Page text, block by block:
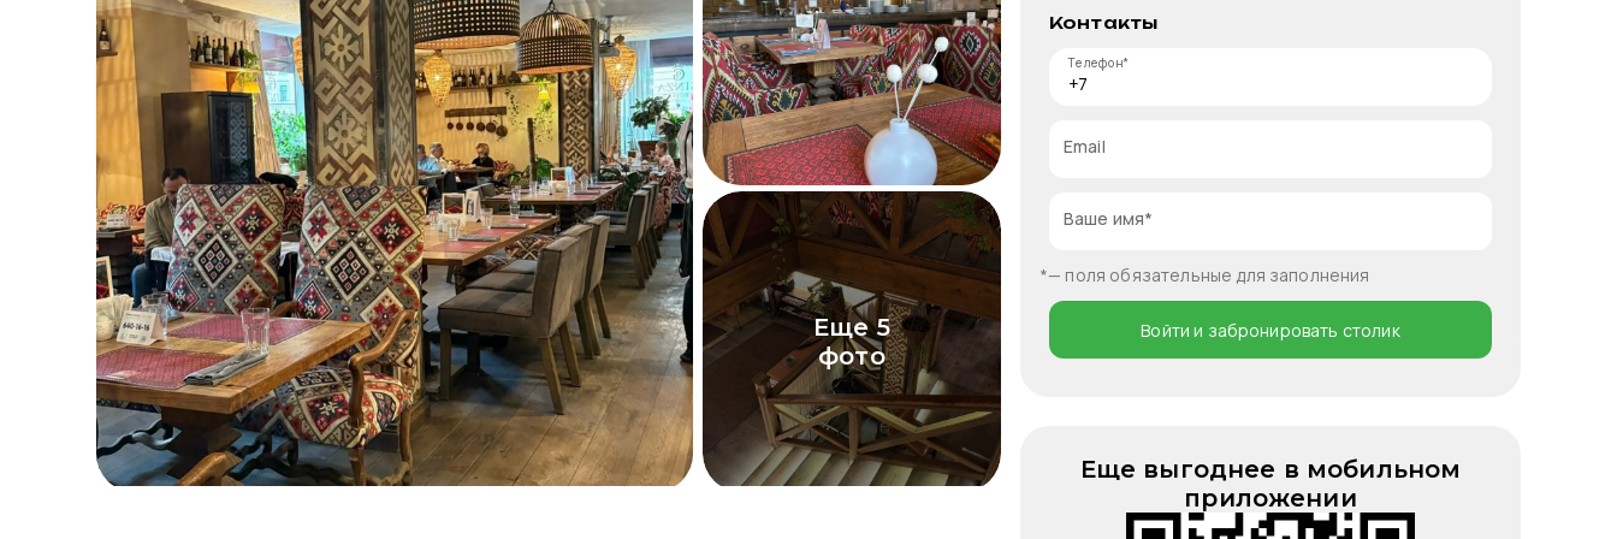
Контакты
Телефон*
Email
Ваше имя*
*— поля обязательные для заполнения
Войти и забронировать столик
Еще выгоднее в мобильном
приложении
Еще 5
фото